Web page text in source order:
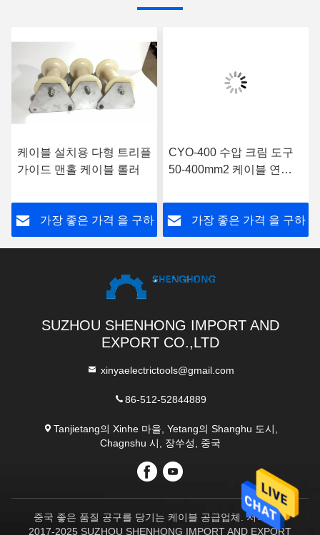
케이블 설치용 다형 트리플
가이드 맨홀 케이블 롤러
가장 좋은 가격 을 구하
CYO-400 수압 크림 도구
50-400mm2 케이블 연결
가장 좋은 가격 을 구하
SUZHOU SHENHONG IMPORT AND
EXPORT CO.,LTD
xinyaelectrictools@gmail.com
86-512-52844889
Tanjietang의 Xinhe 마을, Yetang의 Shanghu 도시,
Chagnshu 시, 장쑤성, 중국
중국 좋은 품질 공구를 당기는 케이블 공급업체. 저작권 ©
2017-2025 SUZHOU SHENHONG IMPORT AND EXPORT